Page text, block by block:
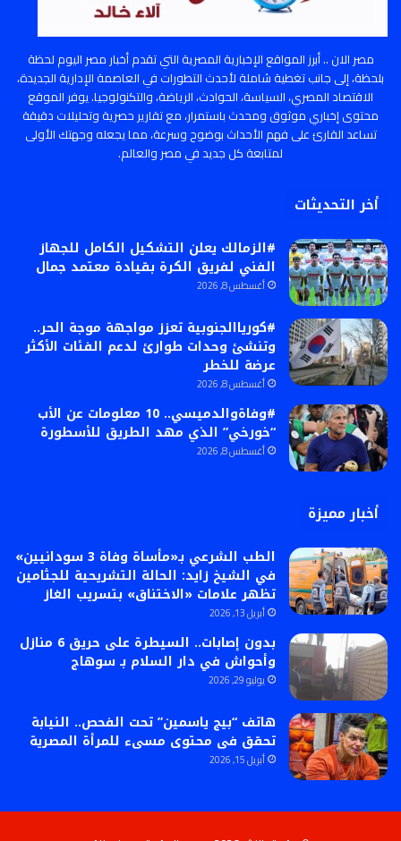
مصر الان .. أبرز المواقع الإخبارية المصرية التي تقدم أخبار مصر اليوم لحظة
بلحظة، إلى جانب تغطية شاملة لأحدث التطورات في العاصمة الإدارية الجديدة،
الاقتصاد المصري، السياسة، الحوادث، الرياضة، والتكنولوجيا. يوفر الموقع
محتوى إخباري موثوق ومحدث باستمرار، مع تقارير حصرية وتحليلات دقيقة
تساعد القارئ على فهم الأحداث بوضوح وسرعة، مما يجعله وجهتك الأولى
لمتابعة كل جديد في مصر والعالم.
أخر التحديثات
#الزمالك يعلن التشكيل الكامل للجهاز
الفني لفريق الكرة بقيادة معتمد جمال
أغسطس 8, 2026
#كورياالجنوبية تعزز مواجهة موجة الحر..
وتنشئ وحدات طوارئ لدعم الفئات الأكثر
عرضة للخطر
أغسطس 8, 2026
#وفاةوالدميسي.. 10 معلومات عن الأب
“خورخي” الذي مهد الطريق للأسطورة
أغسطس 8, 2026
أخبار مميزة
الطب الشرعي بـ«مأساة وفاة 3 سودانيين»
في الشيخ زايد: الحالة التشريحية للجثامين
تظهر علامات «الاختناق» بتسريب الغاز
أبريل 13, 2026
بدون إصابات.. السيطرة على حريق 6 منازل
وأحواش في دار السلام بـ سوهاج
يوليو 29, 2026
هاتف “بيج ياسمين” تحت الفحص.. النيابة
تحقق فى محتوى مسىء للمرأة المصرية
أبريل 15, 2026